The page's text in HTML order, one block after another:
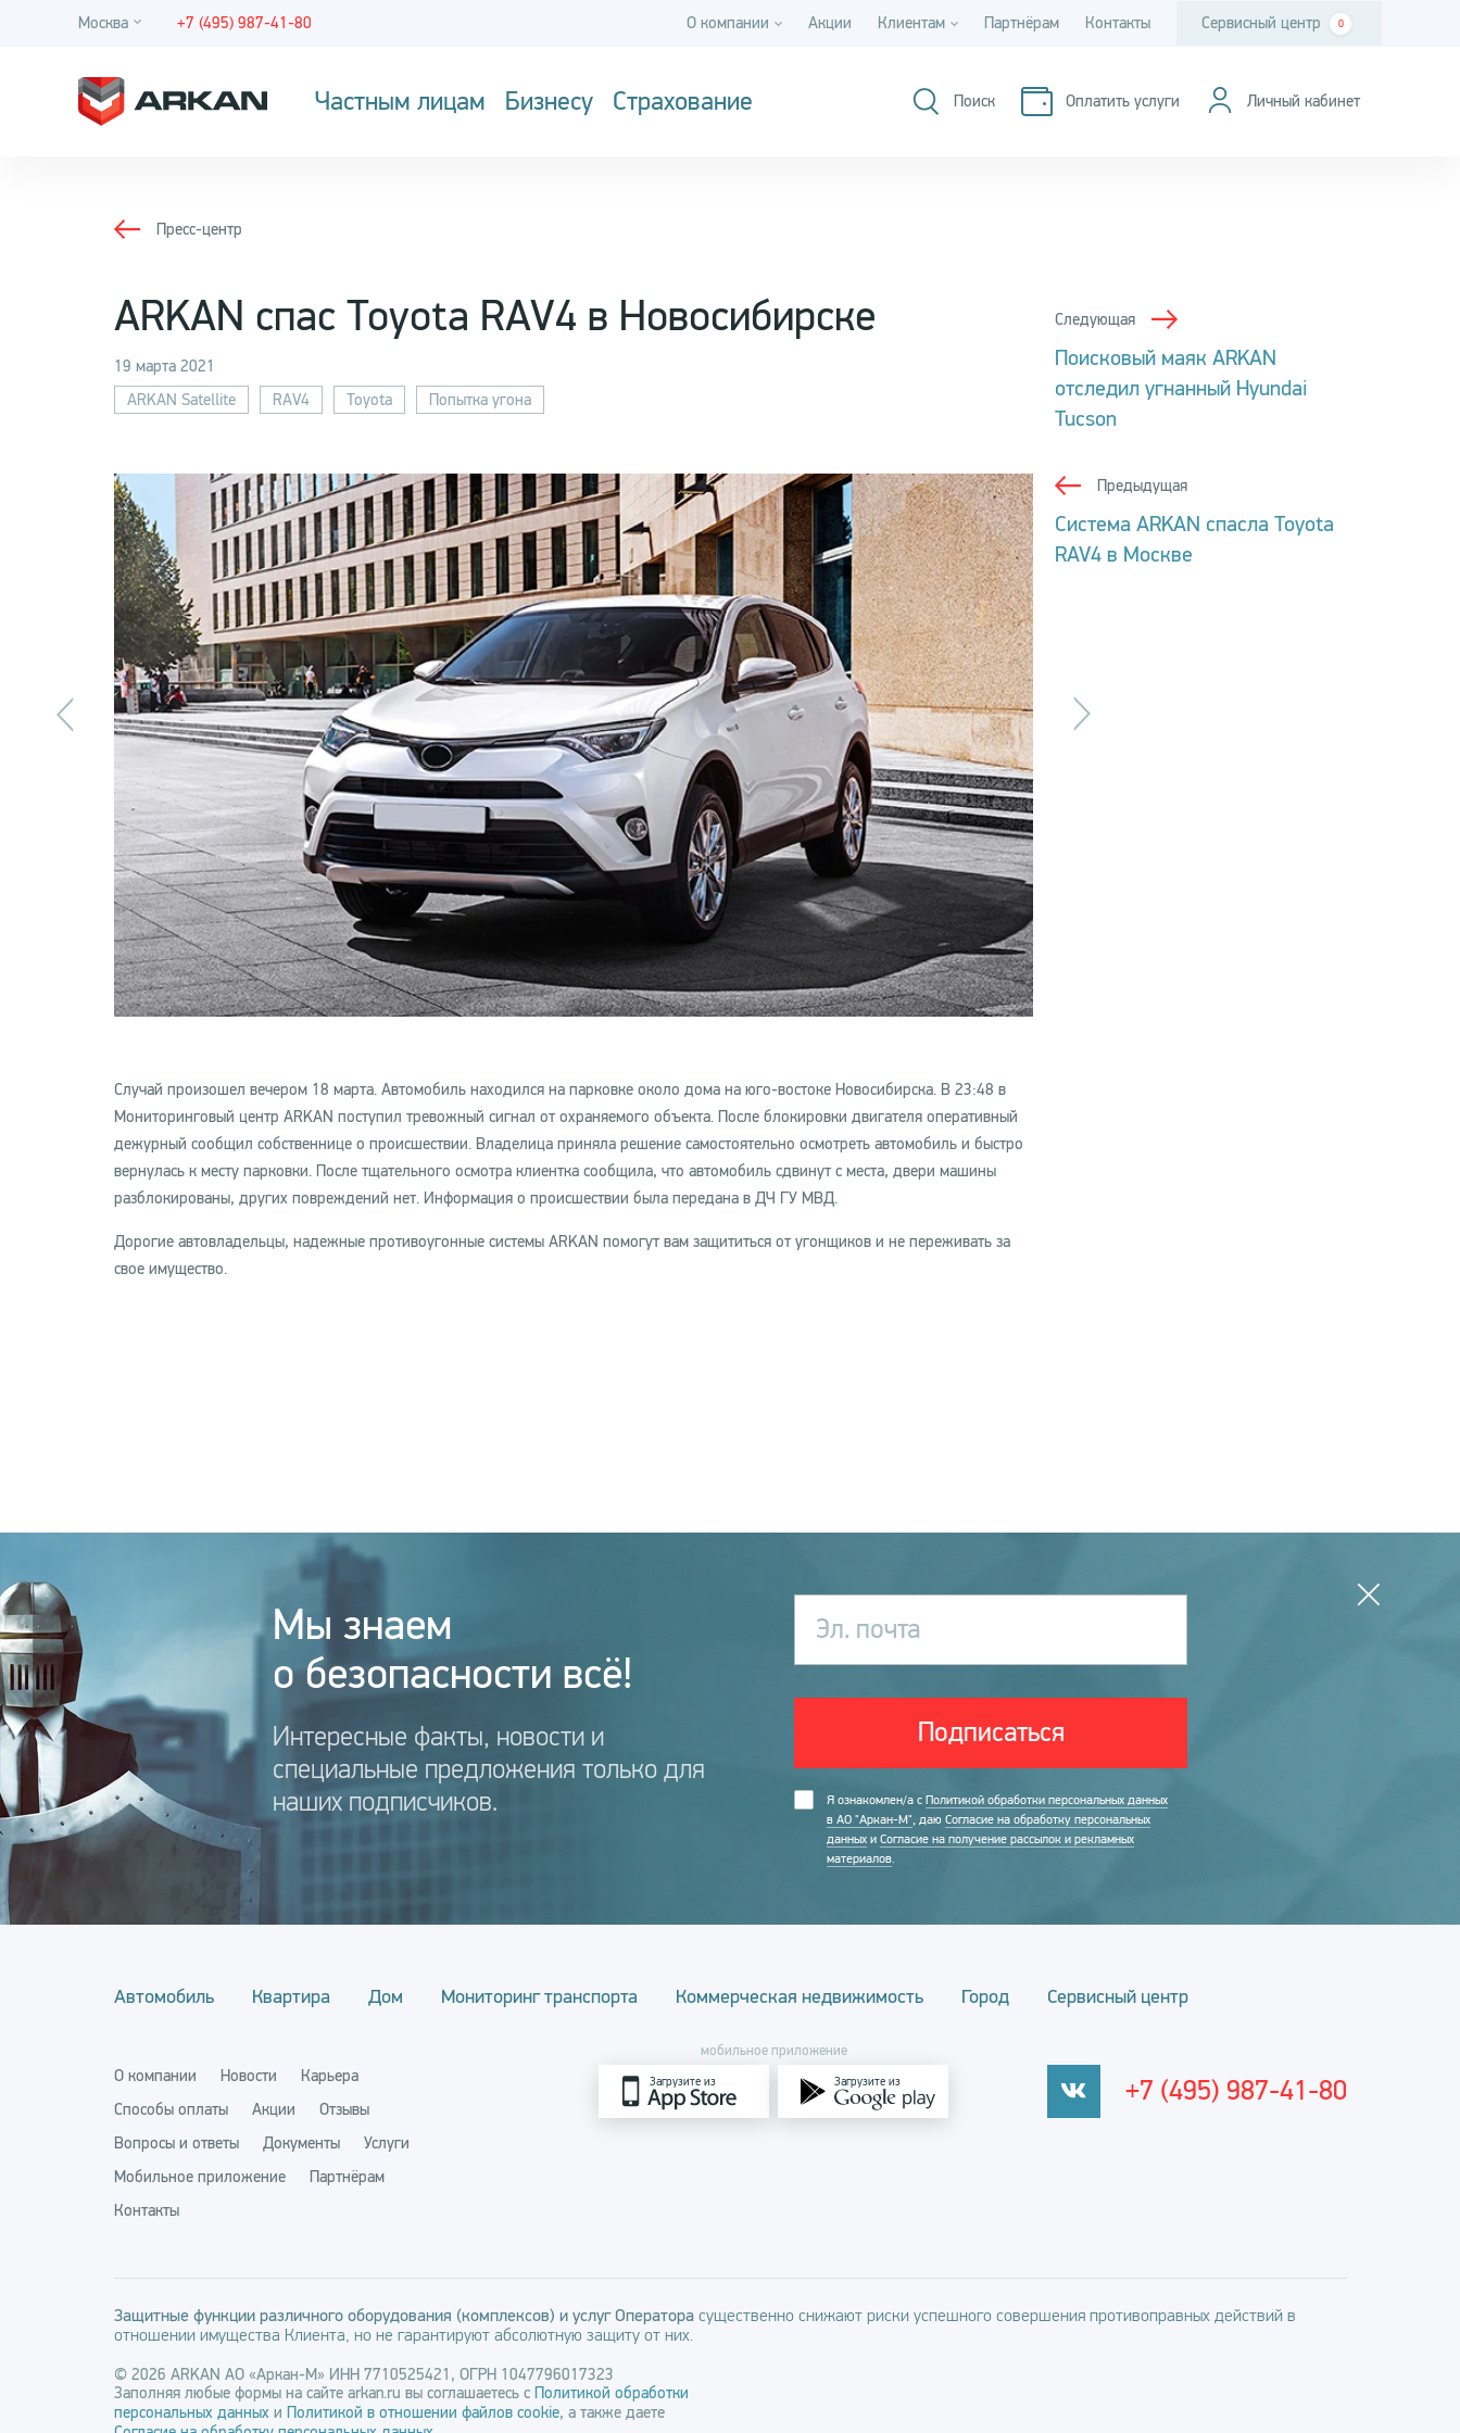
Москва +7 (495) 987-41-80 О компании Акции Клиентам Партнёрам Контакты Сервисный центр 0
Частным лицам Бизнесу Страхование Поиск Оплатить услуги Личный кабинет
Пресс-центр
ARKAN спас Toyota RAV4 в Новосибирске
19 марта 2021
ARKAN Satellite
RAV4 Toyota Попытка угона
Случай произошел вечером 18 марта. Автомобиль находился на парковке около дома на юго-востоке Новосибирска. В 23:48 в
Мониторинговый центр ARKAN поступил тревожный сигнал от охраняемого объекта. После блокировки двигателя оперативный
дежурный сообщил собственнице о происшествии. Владелица приняла решение самостоятельно осмотреть автомобиль и быстро
вернулась к месту парковки. После тщательного осмотра клиентка сообщила, что автомобиль сдвинут с места, двери машины
разблокированы, других повреждений нет. Информация о происшествии была передана в ДЧ ГУ МВД.
Дорогие автовладельцы, надежные противоугонные системы ARKAN помогут вам защититься от угонщиков и не переживать за
свое имущество.
Следующая
Поисковый маяк ARKAN
отследил угнанный Hyundai
Tucson
Предыдущая
Система ARKAN спасла Toyota
RAV4 в Москве
Мы знаем
о безопасности всё!
Интересные факты, новости и
специальные предложения только для
наших подписчиков.
Эл. почта
Подписаться
Я ознакомлен/а с Политикой обработки персональных данных
в АО "Аркан-М", даю Согласие на обработку персональных
данных и Согласие на получение рассылок и рекламных
материалов.
Автомобиль Квартира Дом Мониторинг транспорта Коммерческая недвижимость Город Сервисный центр
О компании Новости
Карьера
Способы оплаты
Акции
Отзывы
Вопросы и ответы
Документы
Услуги
Мобильное приложение
Партнёрам
Контакты
мобильное приложение
Загрузите из Загрузите из +7 (495) 987-41-80
Защитные функции различного оборудования (комплексов) и услуг Оператора существенно снижают риски успешного совершения противоправных действий в
отношении имущества Клиента, но не гарантируют абсолютную защиту от них.
© 2026 ARKAN АО «Аркан-М» ИНН 7710525421, ОГРН 1047796017323
Заполняя любые формы на сайте arkan.ru вы соглашаетесь сПолитикой обработки
персональных данных и Политикой в отношении файлов cookie, а также даете